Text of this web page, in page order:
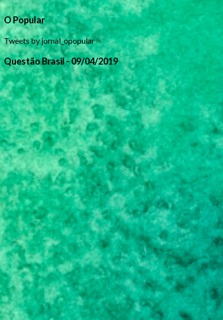
O Popular
Tweets by jornal_opopular
Questão Brasil - 09/04/2019